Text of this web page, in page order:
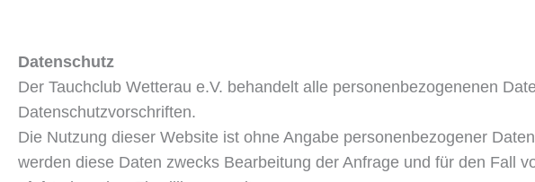
Datenschutz
Der Tauchclub Wetterau e.V. behandelt alle personenbezogenenen
Datenschutzvorschriften.
Die Nutzung dieser Website ist ohne Angabe personenbezogener
werden diese Daten zwecks Bearbeitung der Anfrage und für den Fall